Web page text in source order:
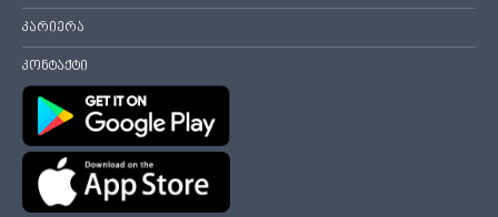
კარიერა
კონტაქტი